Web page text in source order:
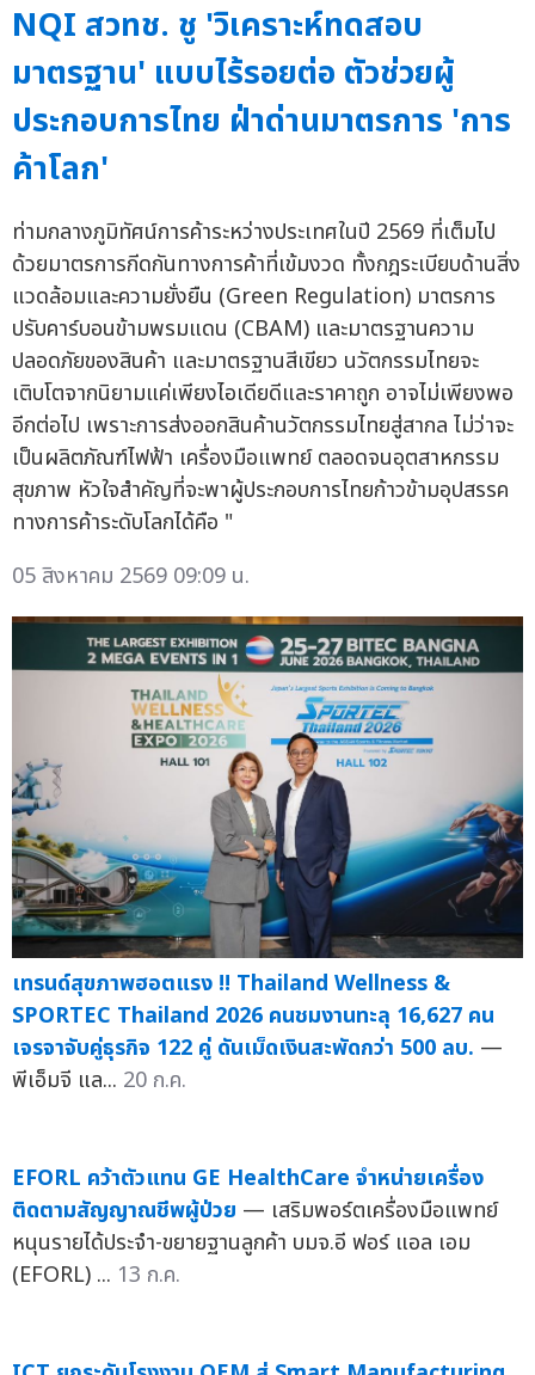
NQI สวทช. ชู 'วิเคราะห์ทดสอบ
มาตรฐาน' แบบไร้รอยต่อ ตัวช่วยผู้
ประกอบการไทย ฝ่าด่านมาตรการ 'การ
ค้าโลก'
ท่ามกลางภูมิทัศน์การค้าระหว่างประเทศในปี 2569 ที่เต็มไป
ด้วยมาตรการกีดกันทางการค้าที่เข้มงวด ทั้งกฎระเบียบด้านสิ่ง
แวดล้อมและความยั่งยืน (Green Regulation) มาตรการ
ปรับคาร์บอนข้ามพรมแดน (CBAM) และมาตรฐานความ
ปลอดภัยของสินค้า และมาตรฐานสีเขียว นวัตกรรมไทยจะ
เติบโตจากนิยามแค่เพียงไอเดียดีและราคาถูก อาจไม่เพียงพอ
อีกต่อไป เพราะการส่งออกสินค้านวัตกรรมไทยสู่สากล ไม่ว่าจะ
เป็นผลิตภัณฑ์ไฟฟ้า เครื่องมือแพทย์ ตลอดจนอุตสาหกรรม
สุขภาพ หัวใจสำคัญที่จะพาผู้ประกอบการไทยก้าวข้ามอุปสรรค
ทางการค้าระดับโลกได้คือ "
05 สิงหาคม 2569 09:09 น.
เทรนด์สุขภาพฮอตแรง !! Thailand Wellness &
SPORTEC Thailand 2026 คนชมงานทะลุ 16,627 คน
เจรจาจับคู่ธุรกิจ 122 คู่ ดันเม็ดเงินสะพัดกว่า 500 ลบ. —
พีเอ็มจี แล... 20 ก.ค.
EFORL คว้าตัวแทน GE HealthCare จำหน่ายเครื่อง
ติดตามสัญญาณชีพผู้ป่วย — เสริมพอร์ตเครื่องมือแพทย์
หนุนรายได้ประจำ-ขยายฐานลูกค้า บมจ.อี ฟอร์ แอล เอม
(EFORL) ... 13 ก.ค.